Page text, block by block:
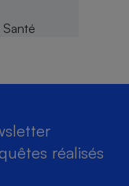
réalisés